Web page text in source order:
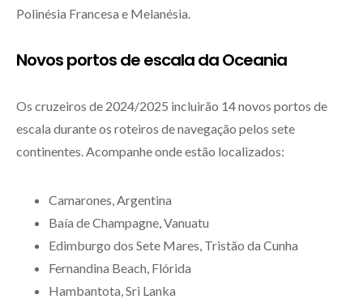
Polinésia Francesa e Melanésia.
Novos portos de escala da Oceania
Os cruzeiros de 2024/2025 incluirão 14 novos portos de
escala durante os roteiros de navegação pelos sete
continentes. Acompanhe onde estão localizados:
Camarones, Argentina
Baía de Champagne, Vanuatu
Edimburgo dos Sete Mares, Tristão da Cunha
Fernandina Beach, Flórida
Hambantota, Sri Lanka